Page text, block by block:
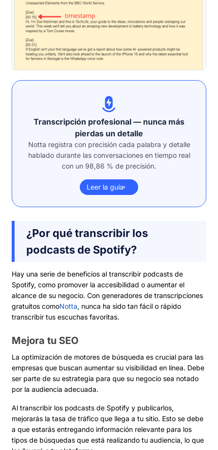
Transcripción profesional — nunca más
pierdas un detalle
Notta registra con precisión cada palabra y detalle
hablado durante las conversaciones en tiempo real
con un 98,86 % de precisión.
Leer la guía
¿Por qué transcribir los
podcasts de Spotify?
Hay una serie de beneficios al transcribir podcasts de
Spotify, como promover la accesibilidad o aumentar el
alcance de su negocio. Con generadores de transcripciones
gratuitos comoNotta, nunca ha sido tan fácil o rápido
transcribir tus escuchas favoritas.
Mejora tu SEO
La optimización de motores de búsqueda es crucial para las
empresas que buscan aumentar su visibilidad en línea. Debe
ser parte de su estrategia para que su negocio sea notado
por la audiencia adecuada.
Al transcribir los podcasts de Spotify y publicarlos,
mejorarás la tasa de tráfico que llega a tu sitio. Esto se debe
a que estarás entregando información relevante para los
tipos de búsquedas que está realizando tu audiencia, lo que